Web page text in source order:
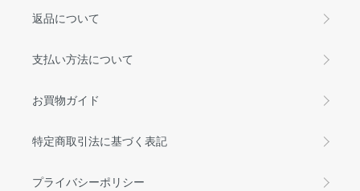
返品について
支払い方法について
お買物ガイド
特定商取引法に基づく表記
プライバシーポリシー